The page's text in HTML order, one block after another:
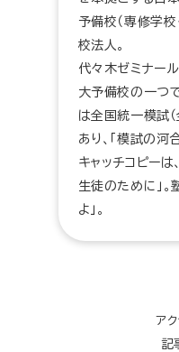
予備校（専修学校
校法人。
代々木ゼミナー
大予備校の一つ
は全国統一模試
あり、「模試の河
キャッチコピーは
生徒のために」。
よ」。
ア
記